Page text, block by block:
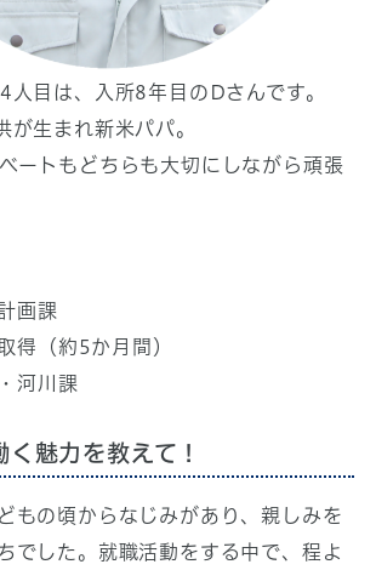
人目は、入所8年目のDさんです。
が生まれ新米パパ。
ートもどちらも大切にしながら頑張
画課
得（約5か月間）
河川課
魅力を教えて！
もの頃からなじみがあり、親しみを
でした。就職活動をする中で、程よ